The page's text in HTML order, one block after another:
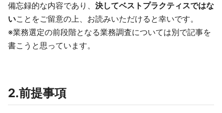
備忘録的な内容であり、 決してベストプラクティスではな
いことをご留意の上、お読みいただけると幸いです。
※業務選定の前段階となる業務調査については別で記事を
書こうと思っています。
2.前提事項